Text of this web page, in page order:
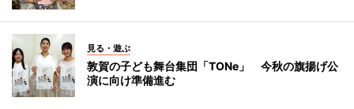
見る・遊ぶ
敦賀の子ども舞台集団「TONe」 今秋の旗揚げ公
演に向け準備進む